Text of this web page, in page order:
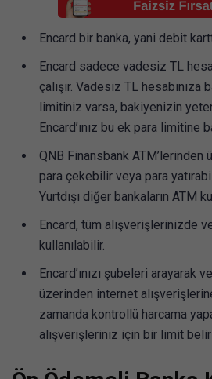
Encard bir banka, yani debit
Encard sadece vadesiz TL
çalışır. Vadesiz TL hesabınıza
limitiniz varsa, bakiyenizin
Encard’ınız bu ek para limitine
QNB Finansbank
para çekebilir veya para
Yurtdışı diğer bankaların ATM
Encard, tüm alışverişlerinizde
kullanılabilir.
Encard’ınızı şubeleri arayarak
üzerinden internet
zamanda kontrollü harcama
alışverişleriniz için bir limit